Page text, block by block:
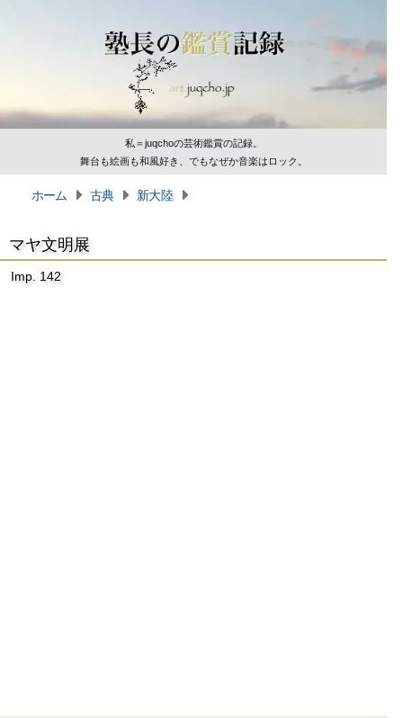
私＝juqchoの芸術鑑賞の記録。
舞台も絵画も和風好き、でもなぜか音楽はロック。
ホーム 古典 新大陸
マヤ文明展
Imp. 142